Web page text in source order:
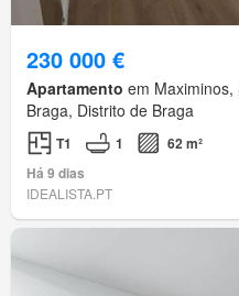
230 000 €
Apartamento em
Braga, Distrito de Braga
T1 1
62 m²
Há 9 dias
IDEALISTA.PT